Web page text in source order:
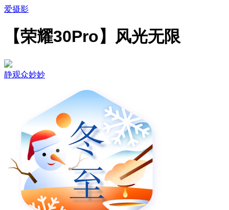
爱摄影
【荣耀30Pro】风光无限
静观众妙妙